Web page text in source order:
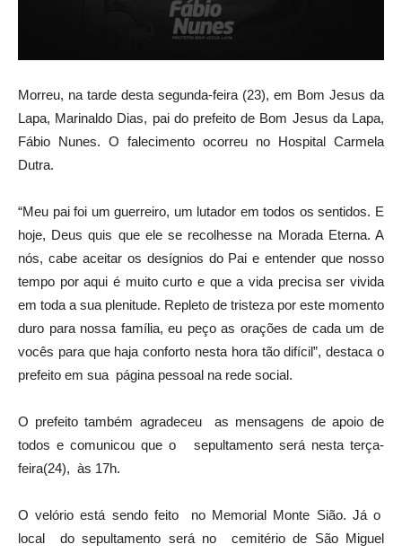
Morreu, na tarde desta segunda-feira (23), em Bom Jesus da
Lapa, Marinaldo Dias, pai do prefeito de Bom Jesus da Lapa,
Fábio Nunes. O falecimento ocorreu no Hospital Carmela
Dutra.
“Meu pai foi um guerreiro, um lutador em todos os sentidos. E
hoje, Deus quis que ele se recolhesse na Morada Eterna. A
nós, cabe aceitar os desígnios do Pai e entender que nosso
tempo por aqui é muito curto e que a vida precisa ser vivida
em toda a sua plenitude. Repleto de tristeza por este momento
duro para nossa família, eu peço as orações de cada um de
vocês para que haja conforto nesta hora tão difícil”, destaca o
prefeito em sua página pessoal na rede social.
O prefeito também agradeceu as mensagens de apoio de
todos e comunicou que o sepultamento será nesta terça-
feira(24), às 17h.
O velório está sendo feito no Memorial Monte Sião. Já o
local do sepultamento será no cemitério de São Miguel